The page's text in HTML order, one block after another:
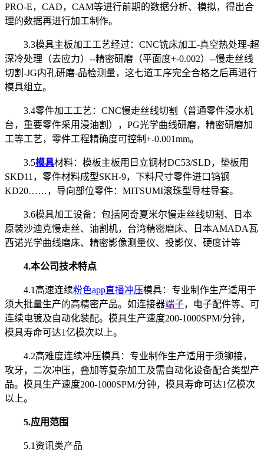
PRO-E，CAD，CAM等进行前期的数据分析、模拟，得出合
理的数据再进行加工制作。
3.3模具主板加工工艺经过：CNC铣床加工-真空热处理-超
深冷处理（去应力）--精密研磨（平面度+-0.002）--慢走丝线
切割-JG内孔研磨-品检测量，这七道工序完全合格之后再进行
模具组立。
3.4零件加工工艺：CNC慢走丝线切割（普通零件浸水机
台，重要零件采用浸油割），PG光学曲线研磨，精密研磨加
工等工艺，零件工程精确度可控制+-0.001mm。
3.5模具材料：模板主板用日立钢材DC53/SLD，垫板用
SKD11，零件材料成型SKH-9，下料尺寸零件进口钨钢
KD20……，导向部位零件：MITSUMI滚珠型导柱导套。
3.6模具加工设备：包括阿奇夏米尔慢走丝线切割、日本
原装沙迪克慢走丝、油割机，台湾精密磨床、日本AMADA瓦
西诺光学曲线磨床、精密影像测量仪、投影仪、硬度计等
4.本公司技术特点
4.1高速连续粉色app直播冲压模具：专业制作生产适用于
须大批量生产的高精密产品。如连接器端子，电子配件等、可
连续电镀及自动化装配。模具生产速度200-1000SPM/分钟，
模具寿命可达1亿模次以上。
4.2高难度连续冲压模具：专业制作生产适用于须铆接，
攻牙，二次冲压，叠加等复杂加工及需自动化设备配合类型产
品。模具生产速度200-1000SPM/分钟，模具寿命可达1亿模次
以上。
5.应用范围
5.1资讯类产品